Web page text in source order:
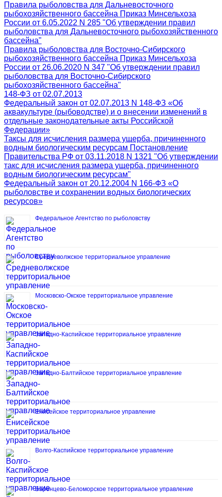
Правила рыболовства для Дальневосточного
рыбохозяйственного бассейна Приказ Минсельхоза
России от 6.05.2022 N 285 "Об утверждении правил
рыболовства для Дальневосточного рыбохозяйственного
бассейна"
Правила рыболовства для Восточно-Сибирского
рыбохозяйственного бассейна Приказ Минсельхоза
России от 26.06.2020 N 347 "Об утверждении правил
рыболовства для Восточно-Сибирского
рыбохозяйственного бассейна"
148-ФЗ от 02.07.2013
Федеральный закон от 02.07.2013 N 148-ФЗ «Об
аквакультуре (рыбоводстве) и о внесении изменений в
отдельные законодательные акты Российской
Федерации»
Таксы для исчисления размера ущерба, причиненного
водным биологическим ресурсам Постановление
Правительства РФ от 03.11.2018 N 1321 "Об утверждении
такс для исчисления размера ущерба, причиненного
водным биологическим ресурсам"
Федеральный закон от 20.12.2004 N 166-ФЗ «О
рыболовстве и сохранении водных биологических
ресурсов»
Федеральное Агентство по рыболовству
Средневолжское территориальное управление
Московско-Окское территориальное управление
Западно-Каспийское территориальное управление
Западно-Балтийское территориальное управление
Енисейское территориальное управление
Волго-Каспийское территориальное управление
Баренцево-Беломорское территориальное управление